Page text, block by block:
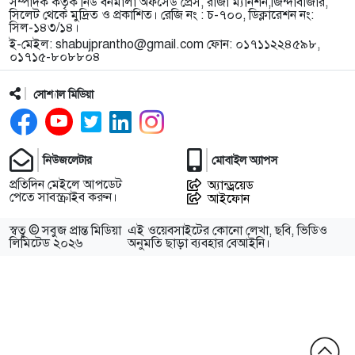
সিলেট থেকে মুদ্রিত ও প্রকাশিত। রেজি নং : চ-৭০০, ডিক্লারেশন নং:
সিল-১৪৩/১৪।
ই-মেইল: shabujprantho@gmail.com ফোন: ০১৭১১২২৪৫৯৮,
০১৭১৫-৮০৮৮০৪
সোশ্যাল মিডিয়া
নিউজলেটার
প্রতিদিন মেইলে আপডেট
পেতে সাবস্ক্রাইব করুন।
মোবাইল অ্যাপস
অ্যান্ড্রয়েড
আইফোন
স্বত্ব © সবুজ প্রান্ত মিডিয়া
লিমিটেড ২০২৬
এই ওয়েবসাইটের কোনো লেখা, ছবি, ভিডিও
অনুমতি ছাড়া ব্যবহার বেআইনি।